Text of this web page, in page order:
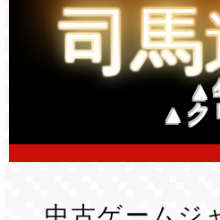
司
▲
▲ク